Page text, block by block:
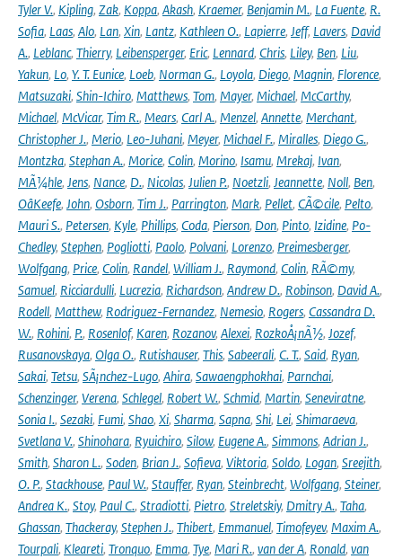
Tyler V., Kipling, Zak, Koppa, Akash, Kraemer, Benjamin M., La Fuente, R.
Sofia, Laas, Alo, Lan, Xin, Lantz, Kathleen O., Lapierre, Jeff, Lavers, David
A., Leblanc, Thierry, Leibensperger, Eric, Lennard, Chris, Liley, Ben, Liu,
Yakun, Lo, Y. T. Eunice, Loeb, Norman G., Loyola, Diego, Magnin, Florence,
Matsuzaki, Shin-Ichiro, Matthews, Tom, Mayer, Michael, McCarthy,
Michael, McVicar, Tim R., Mears, Carl A., Menzel, Annette, Merchant,
Christopher J., Merio, Leo-Juhani, Meyer, Michael F., Miralles, Diego G.,
Montzka, Stephan A., Morice, Colin, Morino, Isamu, Mrekaj, Ivan,
MÃ¼hle, Jens, Nance, D., Nicolas, Julien P., Noetzli, Jeannette, Noll, Ben,
OâKeefe, John, Osborn, Tim J., Parrington, Mark, Pellet, CÃ©cile, Pelto,
Mauri S., Petersen, Kyle, Phillips, Coda, Pierson, Don, Pinto, Izidine, Po-
Chedley, Stephen, Pogliotti, Paolo, Polvani, Lorenzo, Preimesberger,
Wolfgang, Price, Colin, Randel, William J., Raymond, Colin, RÃ©my,
Samuel, Ricciardulli, Lucrezia, Richardson, Andrew D., Robinson, David A.,
Rodell, Matthew, Rodriguez-Fernandez, Nemesio, Rogers, Cassandra D.
W., Rohini, P., Rosenlof, Karen, Rozanov, Alexei, RozkoÅ¡nÃ½, Jozef,
Rusanovskaya, Olga O., Rutishauser, This, Sabeerali, C. T., Said, Ryan,
Sakai, Tetsu, SÃ¡nchez-Lugo, Ahira, Sawaengphokhai, Parnchai,
Schenzinger, Verena, Schlegel, Robert W., Schmid, Martin, Seneviratne,
Sonia I., Sezaki, Fumi, Shao, Xi, Sharma, Sapna, Shi, Lei, Shimaraeva,
Svetlana V., Shinohara, Ryuichiro, Silow, Eugene A., Simmons, Adrian J.,
Smith, Sharon L., Soden, Brian J., Sofieva, Viktoria, Soldo, Logan, Sreejith,
O. P., Stackhouse, Paul W., Stauffer, Ryan, Steinbrecht, Wolfgang, Steiner,
Andrea K., Stoy, Paul C., Stradiotti, Pietro, Streletskiy, Dmitry A., Taha,
Ghassan, Thackeray, Stephen J., Thibert, Emmanuel, Timofeyev, Maxim A.,
Tourpali, Kleareti, Tronquo, Emma, Tye, Mari R., van der A, Ronald, van